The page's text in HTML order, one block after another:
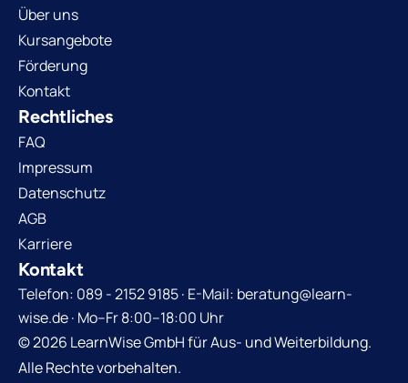
Über uns
Kursangebote
Förderung
Kontakt
Rechtliches
FAQ
Impressum
Datenschutz
AGB
Karriere
Kontakt
Telefon: 089 - 2152 9185 · E-Mail: beratung@learn-
wise.de · Mo–Fr 8:00–18:00 Uhr
© 2026 LearnWise GmbH für Aus- und Weiterbildung.
Alle Rechte vorbehalten.